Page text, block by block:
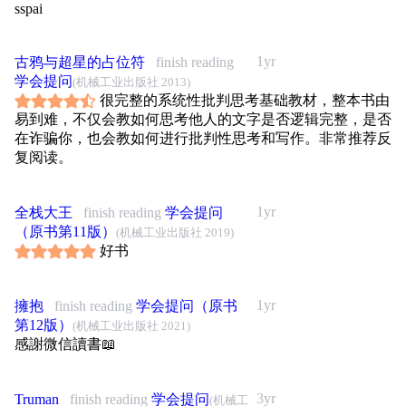
海外国语大学英语学院英语语言文学硕士，北京外国语大学
学院副教授。
sspai
1yr
古鸦与超星的占位符
finish reading
学会提问(机械工业出版社 2013)
很完整的系统性批判思考基础教材，整本书由
易到难，不仅会教如何思考他人的文字是否逻辑完整，是否
在诈骗你，也会教如何进行批判性思考和写作。非常推荐反
复阅读。
1yr
全栈大王 finish reading 学会提问
（原书第11版） (机械工业出版社 2019)
好书
1yr
擁抱 finish reading 学会提问（原书
第12版） (机械工业出版社 2021)
感謝微信讀書📖
3yr
Truman finish reading 学会提问(机械工